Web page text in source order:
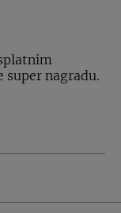
super nagradu.